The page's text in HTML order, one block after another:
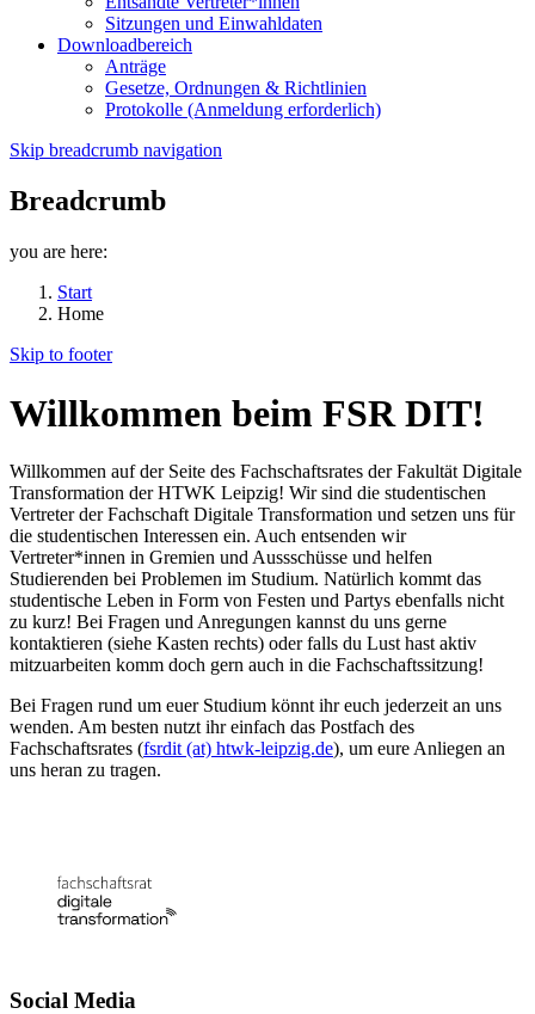
Sitzungen und Einwahldaten
Downloadbereich
Anträge
Gesetze, Ordnungen & Richtlinien
Protokolle (Anmeldung erforderlich)
Skip breadcrumb navigation
Breadcrumb
you are here:
Start
Home
Skip to footer
Willkommen beim FSR DIT!
Willkommen auf der Seite des Fachschaftsrates der Fakultät Digitale
Transformation der HTWK Leipzig! Wir sind die studentischen
Vertreter der Fachschaft Digitale Transformation und setzen uns für
die studentischen Interessen ein. Auch entsenden wir
Vertreter*innen in Gremien und Aussschüsse und helfen
Studierenden bei Problemen im Studium. Natürlich kommt das
studentische Leben in Form von Festen und Partys ebenfalls nicht
zu kurz! Bei Fragen und Anregungen kannst du uns gerne
kontaktieren (siehe Kasten rechts) oder falls du Lust hast aktiv
mitzuarbeiten komm doch gern auch in die Fachschaftssitzung!
Bei Fragen rund um euer Studium könnt ihr euch jederzeit an uns
wenden. Am besten nutzt ihr einfach das Postfach des
Fachschaftsrates (fsrdit (at) htwk-leipzig.de), um eure Anliegen an
uns heran zu tragen.
Social Media